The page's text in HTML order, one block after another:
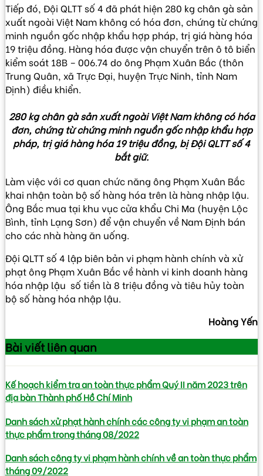
Tiếp đó, Đội QLTT số 4 đã phát hiện 280 kg chân gà sản
xuất ngoài Việt Nam không có hóa đơn, chứng từ chứng
minh nguồn gốc nhập khẩu hợp pháp, trị giá hàng hóa
19 triệu đồng. Hàng hóa được vận chuyển trên ô tô biển
kiểm soát 18B – 006.74 do ông Phạm Xuân Bắc (thôn
Trung Quân, xã Trực Đại, huyện Trực Ninh, tỉnh Nam
Định) điều khiển.
280 kg chân gà sản xuất ngoài Việt Nam không có hóa
đơn, chứng từ chứng minh nguồn gốc nhập khẩu hợp
pháp, trị giá hàng hóa 19 triệu đồng, bị Đội QLTT số 4
bắt giữ.
Làm việc với cơ quan chức năng ông Phạm Xuân Bắc
khai nhận toàn bộ số hàng hóa trên là hàng nhập lậu.
Ông Bắc mua tại khu vục cửa khẩu Chi Ma (huyện Lộc
Bình, tỉnh Lạng Sơn) để vận chuyển về Nam Định bán
cho các nhà hàng ăn uống.
Đội QLTT số 4 lập biên bản vi phạm hành chính và xử
phạt ông Phạm Xuân Bắc về hành vi kinh doanh hàng
hóa nhập lậu số tiền là 8 triệu đồng và tiêu hủy toàn
bộ số hàng hóa nhập lậu.
Hoàng Yến
Bài viếtliên quan
Kế hoạch kiểm tra an toàn thực phẩm Quý II năm 2023 trên
địa bàn Thành phố Hồ Chí Minh
Danh sách xử phạt hành chính các công ty vi phạm an toàn
thực phẩm trong tháng 08/2022
Danh sách công ty vi phạm hành chính về an toàn thực phẩm
tháng 09/2022